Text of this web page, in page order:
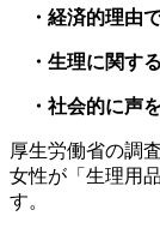
・経済的理由
・生理に関す
・社会的に声
厚生労働省の調
女性が「生理用
す。